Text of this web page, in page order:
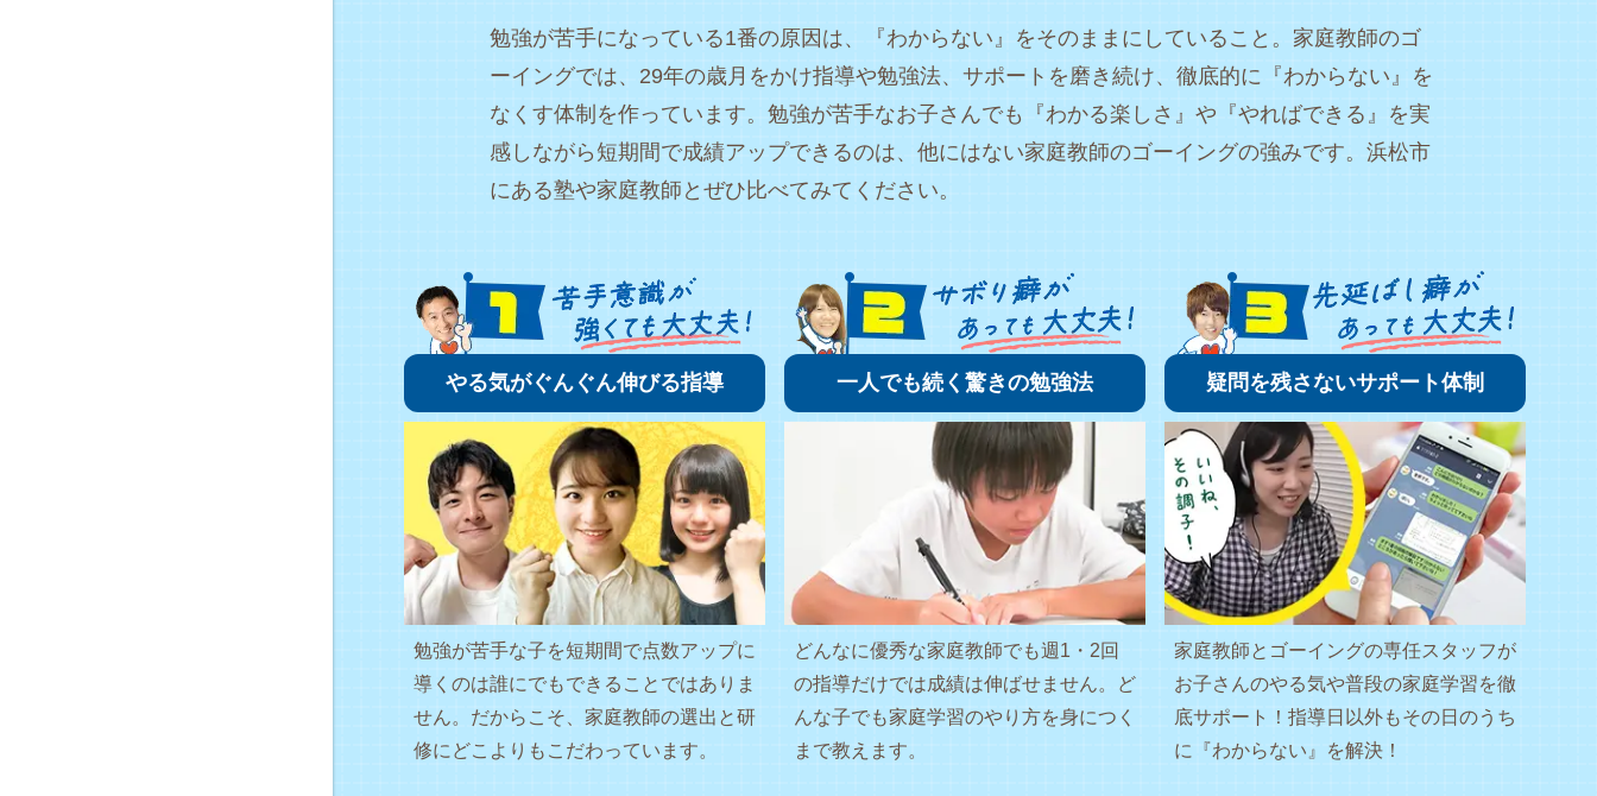
勉強が苦手になっている1番の原因は、『わからない』をそのままにしていること。家庭教師のゴ
ーイングでは、29年の歳月をかけ指導や勉強法、サポートを磨き続け、徹底的に『わからない』を
なくす体制を作っています。勉強が苦手なお子さんでも『わかる楽しさ』や『やればできる』を実
感しながら短期間で成績アップできるのは、他にはない家庭教師のゴーイングの強みです。浜松市
にある塾や家庭教師とぜひ比べてみてください。
やる気がぐんぐん伸びる指導
勉強が苦手な子を短期間で点数アップに
導くのは誰にでもできることではありま
せん。だからこそ、家庭教師の選出と研
修にどこよりもこだわっています。
一人でも続く驚きの勉強法
どんなに優秀な家庭教師でも週1・2回
の指導だけでは成績は伸ばせません。ど
んな子でも家庭学習のやり方を身につく
まで教えます。
疑問を残さないサポート体制
家庭教師とゴーイングの専任スタッフが
お子さんのやる気や普段の家庭学習を徹
底サポート！指導日以外もその日のうち
に『わからない』を解決！